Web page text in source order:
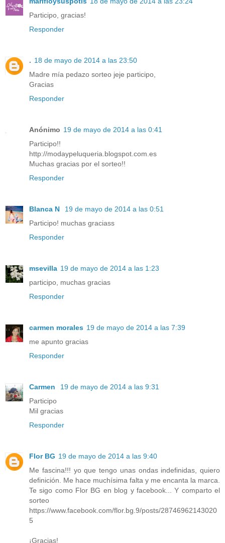
Participo, gracias!
Responder
. 18 de mayo de 2014 a las 23:50
Madre mía pedazo sorteo jeje participo,
Gracias
Responder
Anónimo 19 de mayo de 2014 a las 0:41
Participo!!
http://modaypeluqueria.blogspot.com.es
Muchas gracias por el sorteo!!
Responder
Blanca N
19 de mayo de 2014 a las 0:51
Participo! muchas graciass
Responder
msevilla 19 de mayo de 2014 a las 1:23
participo, muchas gracias
Responder
carmen morales 19 de mayo de 2014 a las 7:39
me apunto gracias
Responder
Carmen
19 de mayo de 2014 a las 9:31
Participo
Mil gracias
Responder
Flor BG 19 de mayo de 2014 a las 9:40
Me fascina!!! yo que tengo unas ondas indefinidas, quiero
definición. Me hace muchísima falta y me encanta la marca.
Te sigo como Flor BG en blog y facebook... Y comparto el
sorteo
https://www.facebook.com/flor.bg.9/posts/28746962143020
5
¡Gracias!